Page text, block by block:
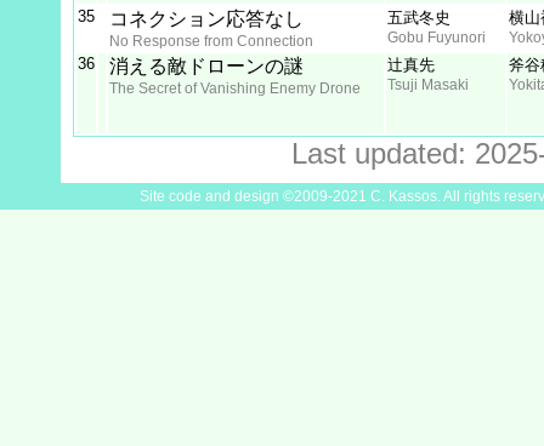
35 コネクション応答なし
No Response from Connection
五武冬史
Gobu Fuyunori
横山
36 消える敵ドローンの謎
The Secret of Vanishing Enemy Drone
辻真先
Tsuji Masaki
斧谷
Last updated:
Site code and design ©2009-2021 C. Kassos. All rights